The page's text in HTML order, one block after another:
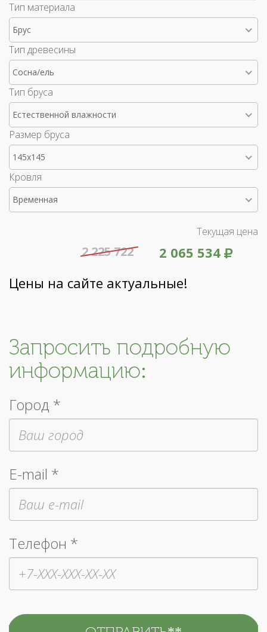
Тип материала
Брус
Тип древесины
Сосна/ель
Тип бруса
Естественной влажности
Размер бруса
145x145
Кровля
Временная
Текущая цена
2 065 534
2 225 722
Цены на сайте актуальные!
Запросить подробную
информацию:
Город *
E-mail *
Телефон *